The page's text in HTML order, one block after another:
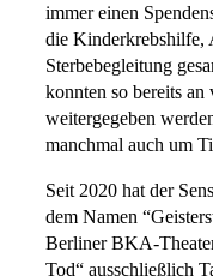
immer einen
die Kinderkrebshilfe,
Sterbebegleitung
konnten so bereits
weitergegeben
manchmal auch um
Seit 2020 hat der
dem Namen
Berliner BKA-
Tod“ ausschließlich